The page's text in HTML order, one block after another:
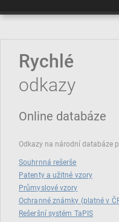
Rychlé
odkazy
Online databáze
Odkazy na národní databáze
Souhrnná rešerše
Patenty a užitné vzory
Průmyslové vzory
Ochranné známky (platné v
Rešeršní systém TaPIS